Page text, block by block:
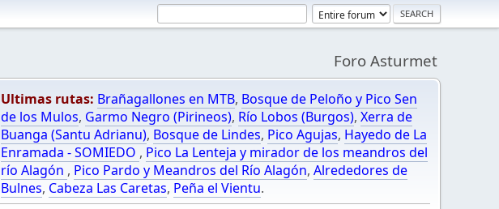
Foro Asturmet
Ultimas rutas: Brañagallones en MTB, Bosque de Peloño y Pico Sen
de los Mulos, Garmo Negro (Pirineos), Río Lobos (Burgos), Xerra de
Buanga (Santu Adrianu), Bosque de Lindes, Pico Agujas, Hayedo de La
Enramada - SOMIEDO , Pico La Lenteja y mirador de los meandros del
río Alagón , Pico Pardo y Meandros del Río Alagón, Alrededores de
Bulnes, Cabeza Las Caretas, Peña el Vientu.